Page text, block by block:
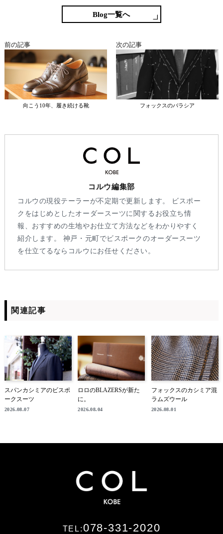
ok r
a
t
Blog一覧へ
前の記事
向こう10年、履き続ける靴
次の記事
フォックスのバラシア
コルウ編集部
コルウの現役テーラーが不定期で更新します。 ビスポー
クをはじめとしたオーダースーツに関するお役立ち情
報、おすすめの生地やお仕立て方法などをわかりやすく
紹介します。 神戸・元町でビスポークのオーダースーツ
を仕立てるならコルウにお任せください。
関連記事
スパンカシミアのビスポ
ークスーツ
2026.08.07
ロロのBLAZERSが新た
に。
2026.08.04
フォックスのカシミア混
ラムズウール
2026.08.01
TEL:078-331-2020